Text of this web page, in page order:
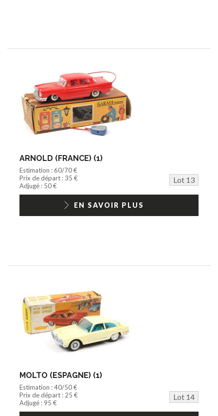
ARNOLD (FRANCE) (1)
Estimation : 60/70 €
Prix de départ : 35 €
Lot 13
Adjugé : 50 €
EN SAVOIR PLUS
MOLTO (ESPAGNE) (1)
Estimation : 40/50 €
Prix de départ : 25 €
Lot 14
Adjugé : 95 €